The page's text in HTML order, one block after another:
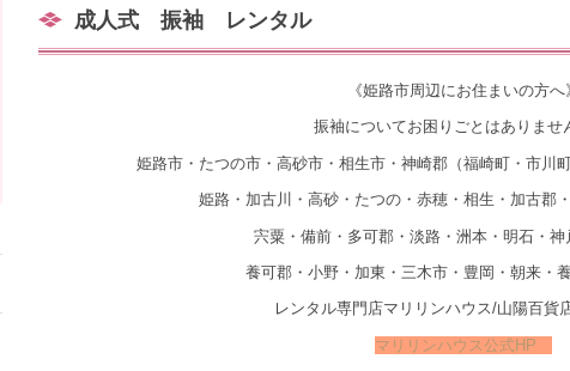
成人式 振袖 レンタル
《姫路市周辺にお住まいの方へ
振袖についてお困りごとはありませ
姫路市・たつの市・高砂市・相生市・神崎郡（福崎町・市川
姫路・加古川・高砂・たつの・赤穂・相生・加古郡
宍粟・備前・多可郡・淡路・洲本・明石・神
養可郡・小野・加東・三木市・豊岡・朝来・
レンタル専門店マリリンハウス/山陽百貨
マリリンハウス公式HP